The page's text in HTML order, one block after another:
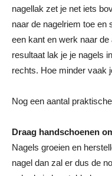
nagellak zet je net iets
naar de nagelriem toe en
een kant en werk naar
resultaat lak je je nagels
rechts. Hoe minder vaak
Nog een aantal
Draag handschoenen
Nagels groeien en
nagel dan zal er dus de